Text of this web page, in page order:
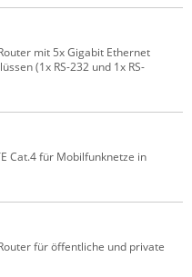
mit 5x Gigabit Ethernet
(1x RS-232 und 1x RS-
Cat.4 für Mobilfunknetze in
für öffentliche und private